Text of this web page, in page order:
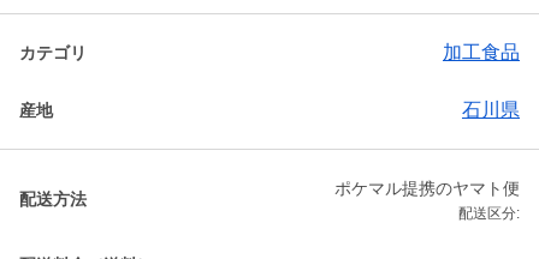
カテゴリ 加工食品
産地 石川県
配送方法
ポケマル提携のヤマト便
配送区分: